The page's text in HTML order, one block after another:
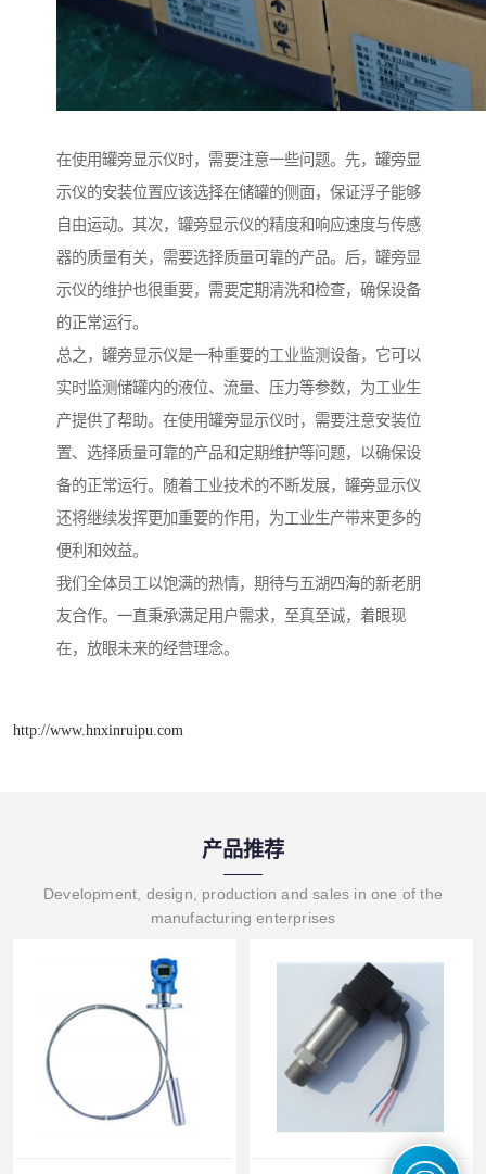
在使用罐旁显示仪时，需要注意一些问题。先，罐旁显
示仪的安装位置应该选择在储罐的侧面，保证浮子能够
自由运动。其次，罐旁显示仪的精度和响应速度与传感
器的质量有关，需要选择质量可靠的产品。后，罐旁显
示仪的维护也很重要，需要定期清洗和检查，确保设备
的正常运行。
总之，罐旁显示仪是一种重要的工业监测设备，它可以
实时监测储罐内的液位、流量、压力等参数，为工业生
产提供了帮助。在使用罐旁显示仪时，需要注意安装位
置、选择质量可靠的产品和定期维护等问题，以确保设
备的正常运行。随着工业技术的不断发展，罐旁显示仪
还将继续发挥更加重要的作用，为工业生产带来更多的
便利和效益。
我们全体员工以饱满的热情，期待与五湖四海的新老朋
友合作。一直秉承满足用户需求，至真至诚，着眼现
在，放眼未来的经营理念。
http://www.hnxinruipu.com
产品推荐
Development, design, production and sales in one of the
manufacturing enterprises